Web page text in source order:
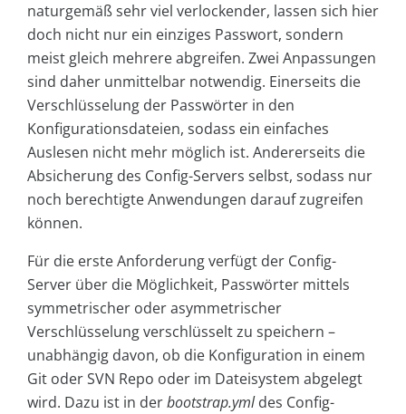
naturgemäß sehr viel verlockender, lassen sich hier
doch nicht nur ein einziges Passwort, sondern
meist gleich mehrere abgreifen. Zwei Anpassungen
sind daher unmittelbar notwendig. Einerseits die
Verschlüsselung der Passwörter in den
Konfigurationsdateien, sodass ein einfaches
Auslesen nicht mehr möglich ist. Andererseits die
Absicherung des Config-Servers selbst, sodass nur
noch berechtigte Anwendungen darauf zugreifen
können.
Für die erste Anforderung verfügt der Config-
Server über die Möglichkeit, Passwörter mittels
symmetrischer oder asymmetrischer
Verschlüsselung verschlüsselt zu speichern –
unabhängig davon, ob die Konfiguration in einem
Git oder SVN Repo oder im Dateisystem abgelegt
wird. Dazu ist in derbootstrap.ymldes Config-